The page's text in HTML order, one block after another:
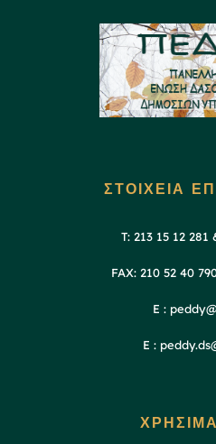
ΣΤΟΙΧΕΙΑ
T: 213 15 12 281
FAX: 210 52 40
E :
E :